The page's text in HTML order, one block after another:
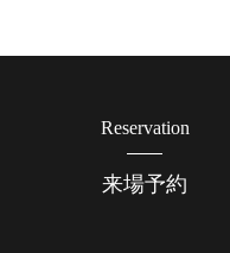
Reservation
来場予約